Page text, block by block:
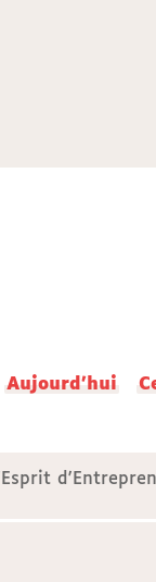
Aujourd'hui